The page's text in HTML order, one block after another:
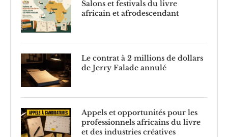
Salons et festivals du livre
africain et afrodescendant
Le contrat à 2 millions de dollars
de Jerry Falade annulé
Appels et opportunités pour les
professionnels africains du livre
et des industries créatives